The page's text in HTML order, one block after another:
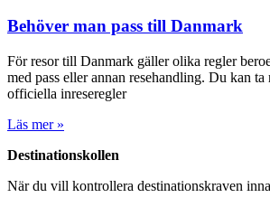
Behöver man pass till Danmark
För resor till Danmark gäller olika regler
med pass eller annan resehandling. Du kan ta
officiella inreseregler
Läs mer »
Destinationskollen
När du vill kontrollera destinationskraven